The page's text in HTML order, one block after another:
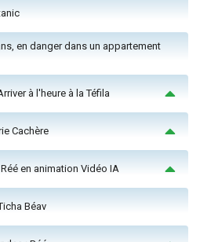
en danger dans un appartement
à l'heure à la Téfila
Cachère
en animation Vidéo IA
Béav